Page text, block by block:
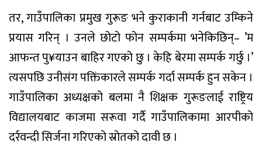
तर, गाउँपालिका प्रमुख गुरूङ भने कुराकानी गर्नबाट उम्किने
प्रयास गरिन् । उनले छोटो फोन सम्पर्कमा भनेकिछिन्– ’म
आफन्त पु¥याउन बाहिर गएको छु । केहि बेरमा सम्पर्क गर्छु ।’
त्यसपछि उनीसंग पक्तिंकारले सम्पर्क गर्दा सम्पर्क हुन सकेन ।
गाउँपालिका अध्यक्षको बलमा नै शिक्षक गुरूङलाई राष्ट्रिय
विद्यालयबाट काजमा सरूवा गर्दै गाउँपालिकामा आरपीको
दर्रवन्दी सिर्जना गरिएको स्रोतको दावी छ ।